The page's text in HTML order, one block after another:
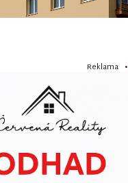
Reklama •